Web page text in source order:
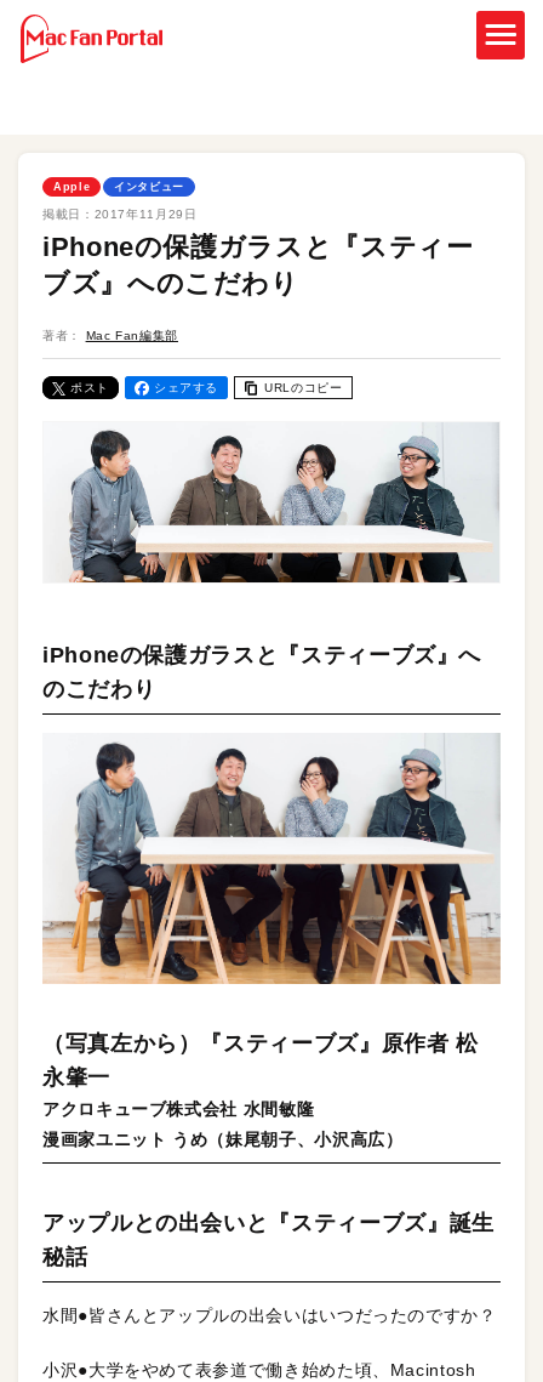
Apple インタビュー
掲載日： 2017年11月29日
iPhoneの保護ガラスと『スティー
ブズ』へのこだわり
著者： Mac Fan編集部
ポスト シェアする URLのコピー
iPhoneの保護ガラスと『スティーブズ』へ
のこだわり
（写真左から）『スティーブズ』原作者 松
永肇一
アクロキューブ株式会社 水間敏隆
漫画家ユニット うめ（妹尾朝子、小沢高広）
アップルとの出会いと『スティーブズ』誕生
秘話
水間●皆さんとアップルの出会いはいつだったのですか？
小沢●大学をやめて表参道で働き始めた頃、Macintosh